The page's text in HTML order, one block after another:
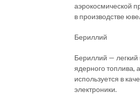
аэрокосмической
в производстве
Бериллий
Бериллий — легкий
ядерного топлива,
используется в
электроники.